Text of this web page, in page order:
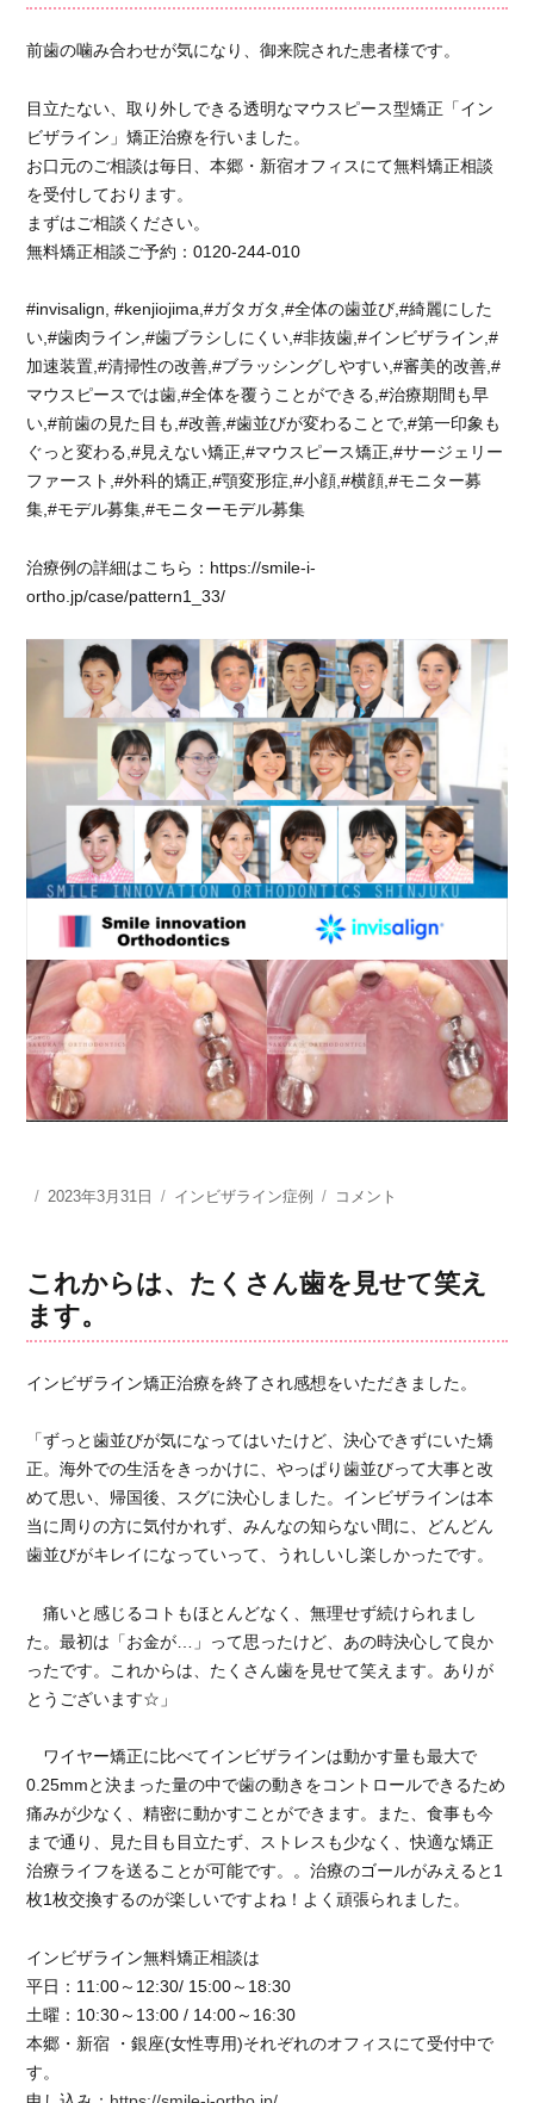
ン
は
目
気
事
に
も
気
を
か
わ
続
け
ら
れ
ま
し
た。
に
前歯の噛み合わせが気になり、御来院された患者様です。
目立たない、取り外しできる透明なマウスピース型矯正「イン
ビザライン」矯正治療を行いました。
お口元のご相談は毎日、本郷・新宿オフィスにて無料矯正相談
を受付しております。
まずはご相談ください。
無料矯正相談ご予約：0120-244-010
#invisalign, #kenjiojima,#ガタガタ,#全体の歯並び,#綺麗にした
い,#歯肉ライン,#歯ブラシしにくい,#非抜歯,#インビザライン,#
加速装置,#清掃性の改善,#ブラッシングしやすい,#審美的改善,#
マウスピースでは歯,#全体を覆うことができる,#治療期間も早
い,#前歯の見た目も,#改善,#歯並びが変わることで,#第一印象も
ぐっと変わる,#見えない矯正,#マウスピース矯正,#サージェリー
ファースト,#外科的矯正,#顎変形症,#小顔,#横顔,#モニター募
集,#モデル募集,#モニターモデル募集
治療例の詳細はこちら：https://smile-i-
ortho.jp/case/pattern1_33/
投
2023年3月31日
カ
インビザライン症例
イ
ザ
ラ
ン
正
療
ガ
タ
ガ
タ
に
コメント
これからは、たくさん歯を見せて笑え
ます。
インビザライン矯正治療を終了され感想をいただきました。
「ずっと歯並びが気になってはいたけど、決心できずにいた矯
正。海外での生活をきっかけに、やっぱり歯並びって大事と改
めて思い、帰国後、スグに決心しました。インビザラインは本
当に周りの方に気付かれず、みんなの知らない間に、どんどん
歯並びがキレイになっていって、うれしいし楽しかったです。
痛いと感じるコトもほとんどなく、無理せず続けられまし
た。最初は「お金が…」って思ったけど、あの時決心して良か
ったです。これからは、たくさん歯を見せて笑えます。ありが
とうございます☆」
ワイヤー矯正に比べてインビザラインは動かす量も最大で
0.25mmと決まった量の中で歯の動きをコントロールできるため
痛みが少なく、精密に動かすことができます。また、食事も今
まで通り、見た目も目立たず、ストレスも少なく、快適な矯正
治療ライフを送ることが可能です。。治療のゴールがみえると1
枚1枚交換するのが楽しいですよね！よく頑張られました。
インビザライン無料矯正相談は
平日：11:00～12:30/ 15:00～18:30
土曜：10:30～13:00 / 14:00～16:30
本郷・新宿 ・銀座(女性専用)それぞれのオフィスにて受付中で
す。